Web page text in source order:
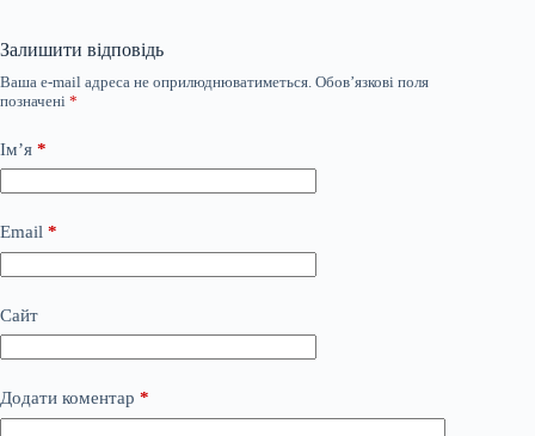
Залишити відповідь
Ваша e-mail адреса не оприлюднюватиметься. Обов’язкові поля
позначені *
Ім’я *
Email *
Сайт
Додати коментар *